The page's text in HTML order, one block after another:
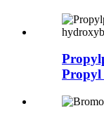
Propyl